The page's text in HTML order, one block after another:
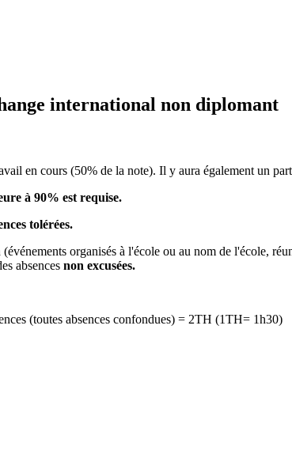
international non diplomant
en cours (50% de la note). Il y aura également un
à 90% est requise.
tolérées.
organisés à l'école ou au nom de l'école,
absences non excusées.
(toutes absences confondues) = 2TH (1TH= 1h30)